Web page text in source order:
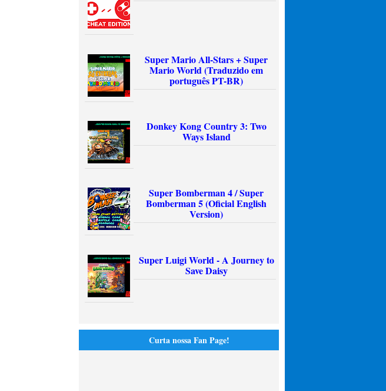
Super Mario All-Stars + Super
Mario World (Traduzido em
português PT-BR)
Donkey Kong Country 3: Two
Ways Island
Super Bomberman 4 / Super
Bomberman 5 (Oficial English
Version)
Super Luigi World - A Journey to
Save Daisy
Curta nossa Fan Page!